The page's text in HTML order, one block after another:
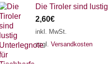
Die Tiroler sind lustig
2,60€
inkl. MwSt.
zzgl. Versandkosten